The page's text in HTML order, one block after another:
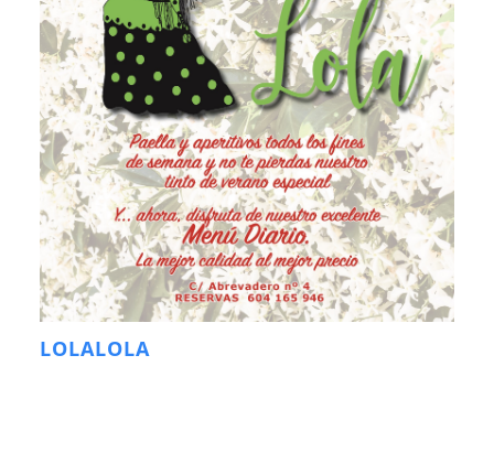
LOLALOLA